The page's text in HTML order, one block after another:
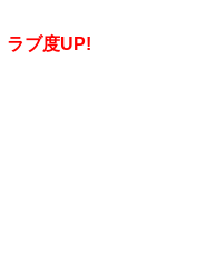
ラブ度UP!